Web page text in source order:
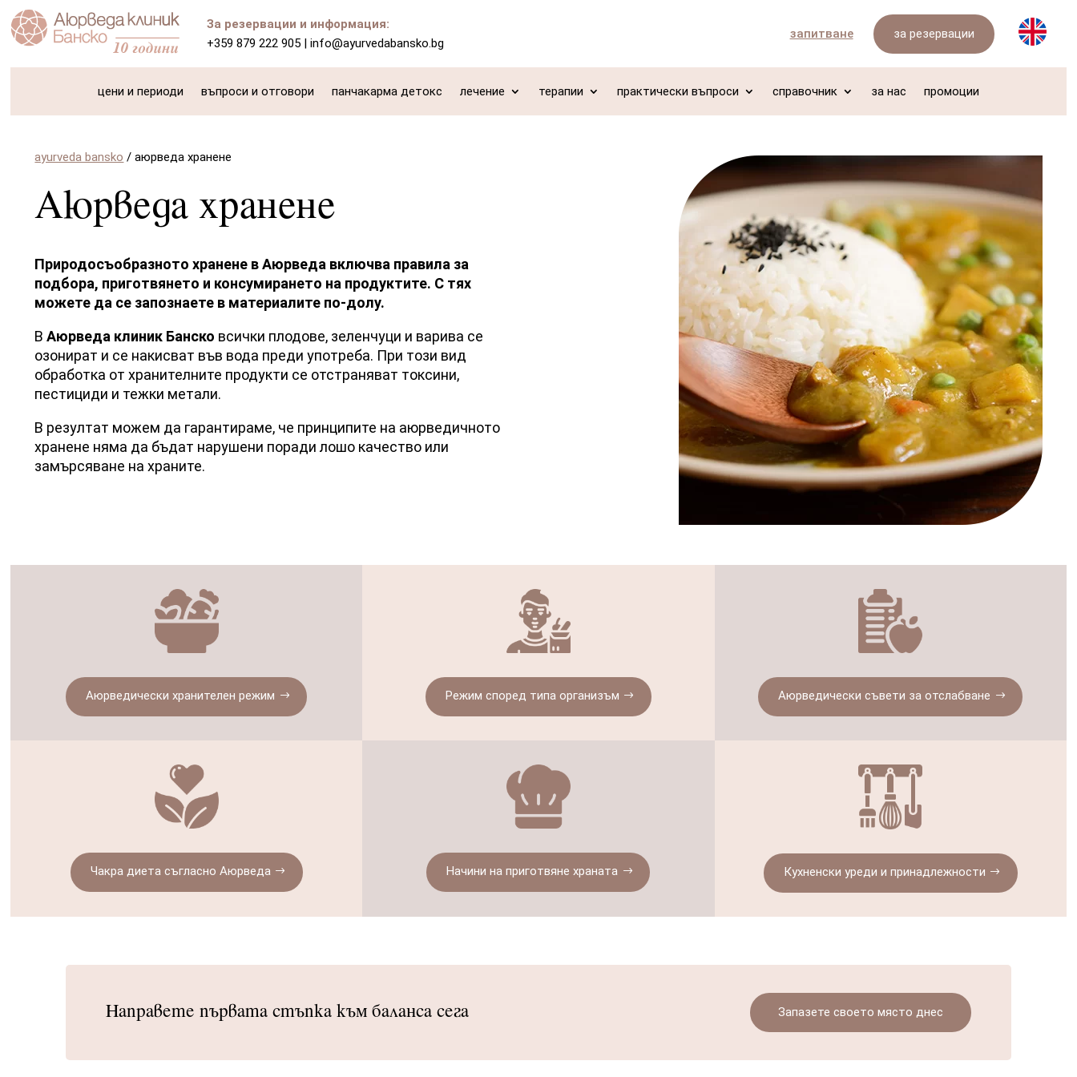
За резервации и информация:
+359 879 222 905 |info@ayurvedabansko.bg
запитване за резервации
цени и периоди въпроси и отговори панчакарма детокс лечение терапии практически въпроси справочник за нас промоции
ayurveda bansko /аюрведа хранене
Аюрведа хранене
Природосъобразното хранене в Аюрведа включва правила за
подбора, приготвянето и консумирането на продуктите. С тях
можете да се запознаете в материалите по-долу.
ВАюрведа клиник Банско всички плодове, зеленчуци и варива се
озонират и се накисват във вода преди употреба. При този вид
обработка от хранителните продукти се отстраняват токсини,
пестициди и тежки метали.
В резултат можем да гарантираме, че принципите на аюрведичното
хранене няма да бъдат нарушени поради лошо качество или
замърсяване на храните.
Аюрведически хранителен режим Режим според типа организъм Аюрведически съвети за отслабване
Чакра диета съгласно Аюрведа Начини на приготвяне храната Кухненски уреди и принадлежности
Направете първата стъпка към баланса сега Запазете своето място днес